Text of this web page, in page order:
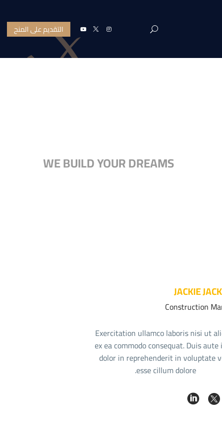
التقديم على المنح
WE BUILD YOUR DREAMS
JACKIE
Construction
Exercitation ullamco laboris nisi ut
ex ea commodo consequat. Duis
dolor in reprehenderit in voluptate
esse cillum dolore.